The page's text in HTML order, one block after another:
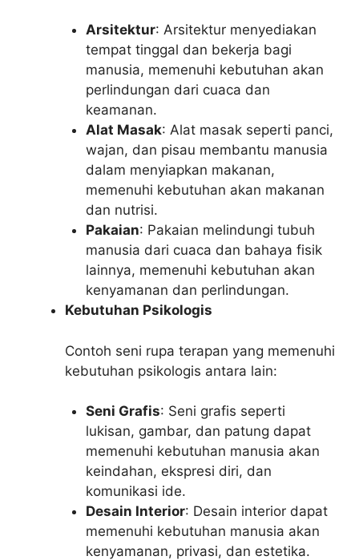
Arsitektur: Arsitektur menyediakan
tempat tinggal dan bekerja bagi
manusia, memenuhi kebutuhan akan
perlindungan dari cuaca dan
keamanan.
Alat Masak: Alat masak seperti panci,
wajan, dan pisau membantu manusia
dalam menyiapkan makanan,
memenuhi kebutuhan akan makanan
dan nutrisi.
Pakaian: Pakaian melindungi tubuh
manusia dari cuaca dan bahaya fisik
lainnya, memenuhi kebutuhan akan
kenyamanan dan perlindungan.
Kebutuhan Psikologis
Contoh seni rupa terapan yang memenuhi
kebutuhan psikologis antara lain:
Seni Grafis: Seni grafis seperti
lukisan, gambar, dan patung dapat
memenuhi kebutuhan manusia akan
keindahan, ekspresi diri, dan
komunikasi ide.
Desain Interior: Desain interior dapat
memenuhi kebutuhan manusia akan
kenyamanan, privasi, dan estetika.